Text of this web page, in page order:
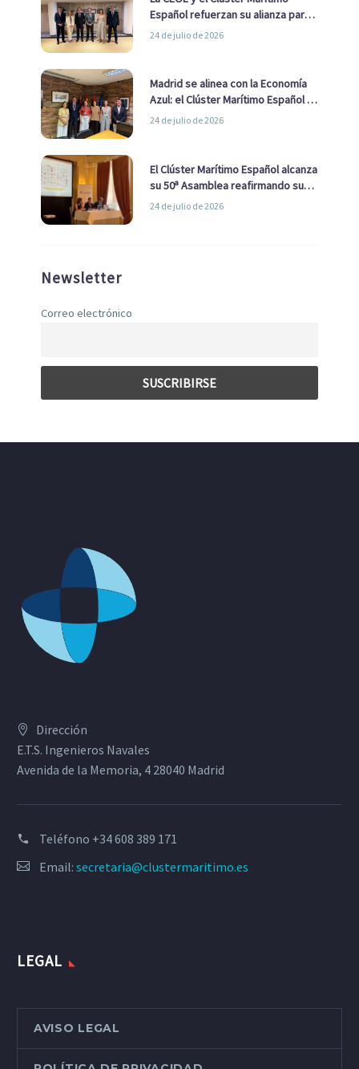
Español refuerzan su alianza para
impulsar una estrategia Nacional
24 de julio de 2026
Madrid se alinea con la Economía
Azul: el Clúster Marítimo Español y
la Real Liga Naval avanzan alianzas
24 de julio de 2026
El Clúster Marítimo Español alcanza
su 50ª Asamblea reafirmando su
liderazgo en la Economía Azul
24 de julio de 2026
Newsletter
Correo electrónico
Dirección
E.T.S. Ingenieros Navales
Avenida de la Memoria, 4 28040 Madrid
Teléfono +34 608 389 171
Email: secretaria@clustermaritimo.es
LEGAL
AVISO LEGAL